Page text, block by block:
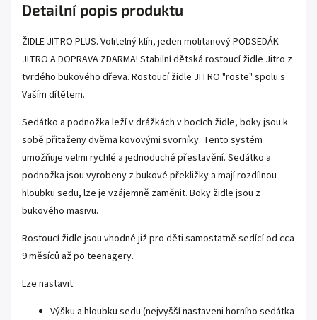
Detailní popis produktu
ŽIDLE JITRO PLUS. Volitelný klín, jeden molitanový PODSEDÁK
JITRO A DOPRAVA ZDARMA! Stabilní dětská rostoucí židle Jitro z
tvrdého bukového dřeva. Rostoucí židle JITRO "roste" spolu s
Vaším dítětem.
Sedátko a podnožka leží v drážkách v bocích židle, boky jsou k
sobě přitaženy dvěma kovovými svorníky. Tento systém
umožňuje velmi rychlé a jednoduché přestavění. Sedátko a
podnožka jsou vyrobeny z bukové překližky a mají rozdílnou
hloubku sedu, lze je vzájemně zaměnit. Boky židle jsou z
bukového masivu.
Rostoucí židle jsou vhodné již pro děti samostatně sedící od cca
9 měsíců až po teenagery.
Lze nastavit:
Výšku a hloubku sedu (nejvyšší nastaveni horního sedátka